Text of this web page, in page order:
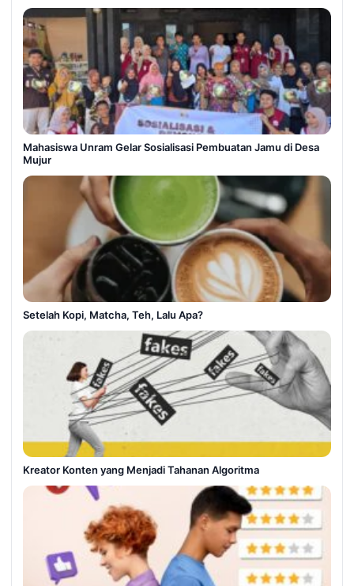
Mahasiswa Unram Gelar Sosialisasi Pembuatan Jamu di Desa
Mujur
Setelah Kopi, Matcha, Teh, Lalu Apa?
Kreator Konten yang Menjadi Tahanan Algoritma